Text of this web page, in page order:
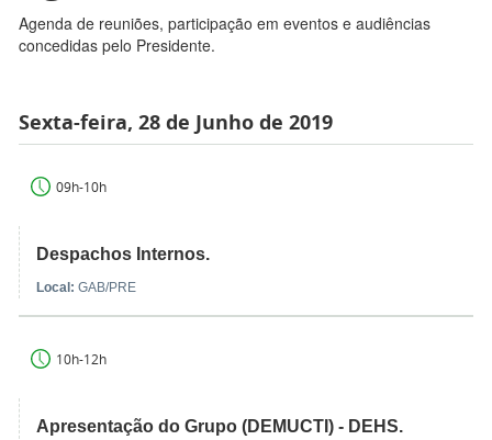
Agenda de reuniões, participação em eventos e audiências
concedidas pelo Presidente.
Sexta-feira, 28 de Junho de 2019
09h-10h
Despachos Internos.
Local: GAB/PRE
10h-12h
Apresentação do Grupo (DEMUCTI) - DEHS.